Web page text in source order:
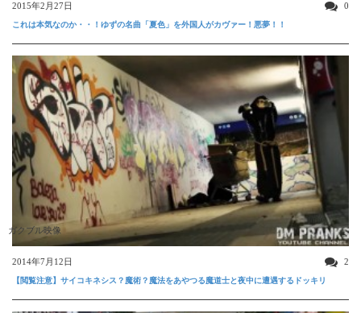
2015年2月27日 0
これは本気なのか・・！ゆずの名曲「夏色」を外国人がカヴァー！悪夢！！
ガクブル映像
2014年7月12日 2
【閲覧注意】サイコキネシス？魔術？魔法をあやつる魔道士と夜中に遭遇するドッキリ